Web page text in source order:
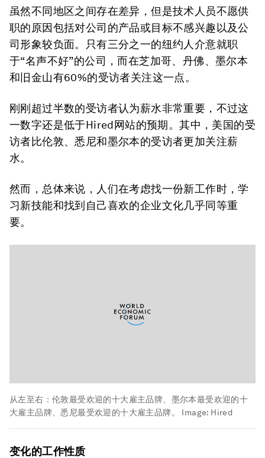
虽然不同地区之间存在差异，但是技术人员不愿供
职的原因包括对公司的产品或目标不感兴趣以及公
司形象较负面。只有三分之一的纽约人介意就职
于“名声不好”的公司，而在芝加哥、丹佛、墨尔本
和旧金山有60%的受访者关注这一点。
刚刚超过半数的受访者认为薪水非常重要，不过这
一数字还是低于Hired网站的预期。其中，美国的受
访者比伦敦、悉尼和墨尔本的受访者更加关注薪
水。
然而，总体来说，人们在考虑找一份新工作时，学
习新技能和找到自己喜欢的企业文化几乎同等重
要。
从左至右：伦敦最受欢迎的十大雇主品牌、墨尔本最受欢迎的十
大雇主品牌、悉尼最受欢迎的十大雇主品牌。
Image: Hired
变化的工作性质